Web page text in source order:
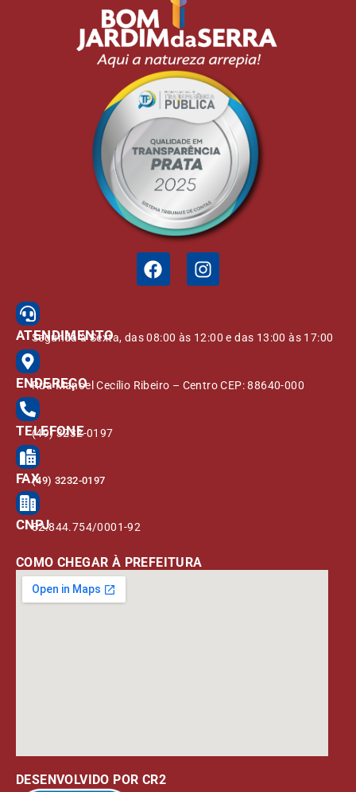
ATENDIMENTO
Segunda à Sexta, das 08:00 às 12:00 e das 13:00 às 17:00
ENDEREÇO
Rua Manoel Cecílio Ribeiro – Centro CEP: 88640-000
TELEFONE
(49) 3232-0197
FAX(49) 3232-0197
CNPJ82.844.754/0001-92
COMO CHEGAR À PREFEITURA
DESENVOLVIDO POR CR2